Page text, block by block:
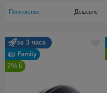
Популярное Дешевле
за 3 часа
Family
2%